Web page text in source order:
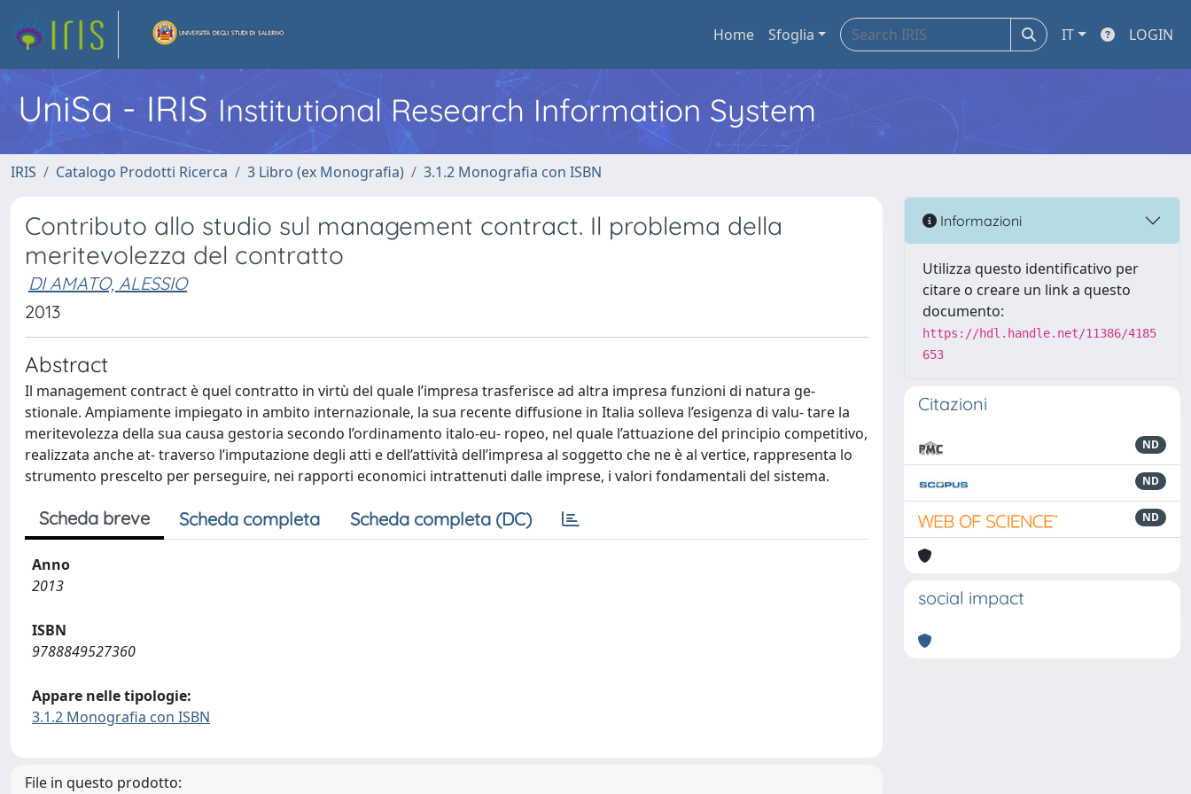
Home Sfoglia IT LOGIN
UniSa - IRIS Institutional Research Information System
IRIS Catalogo Prodotti Ricerca 3 Libro (ex Monografia) 3.1.2 Monografia con ISBN
Contributo allo studio sul management contract. Il problema della
meritevolezza del contratto
DI AMATO, ALESSIO
2013
Abstract
Il management contract è quel contratto in virtù del quale l’impresa trasferisce ad altra impresa funzioni di natura ge-
stionale. Ampiamente impiegato in ambito internazionale, la sua recente diffusione in Italia solleva l’esigenza di valu- tare la
meritevolezza della sua causa gestoria secondo l’ordinamento italo-eu- ropeo, nel quale l’attuazione del principio competitivo,
realizzata anche at- traverso l’imputazione degli atti e dell’attività dell’impresa al soggetto che ne è al vertice, rappresenta lo
strumento prescelto per perseguire, nei rapporti economici intrattenuti dalle imprese, i valori fondamentali del sistema.
Scheda breve Scheda completa Scheda completa (DC)
Anno
2013
ISBN
9788849527360
Appare nelle tipologie:
3.1.2 Monografia con ISBN
File in questo prodotto:
Informazioni
Utilizza questo identificativo per
citare o creare un link a questo
documento:
https://hdl.handle.net/11386/4185
653
Citazioni
ND
ND
ND
social impact